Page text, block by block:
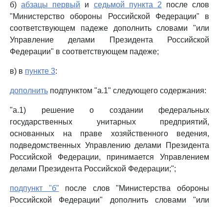
б)абзацы первый и седьмой пункта 2 после слов
"Министерство обороны Российской Федерации" в
соответствующем падеже дополнить словами "или
Управление делами Президента Российской
Федерации" в соответствующем падеже;
в) в пункте 3:
дополнить подпунктом "а.1" следующего содержания:
"а.1) решение о создании федеральных
государственных унитарных предприятий,
основанных на праве хозяйственного ведения,
подведомственных Управлению делами Президента
Российской Федерации, принимается Управлением
делами Президента Российской Федерации;";
подпункт "б" после слов "Министерства обороны
Российской Федерации" дополнить словами "или